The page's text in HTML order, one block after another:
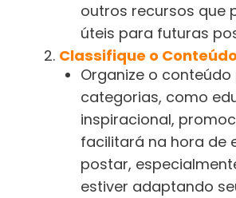
outros recursos que
úteis para futuras
Classifique o
Organize o conteúdo
categorias, como
inspiracional,
facilitará na hora de
postar,
estiver adaptando